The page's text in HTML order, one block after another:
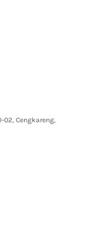
02, Cengkareng,